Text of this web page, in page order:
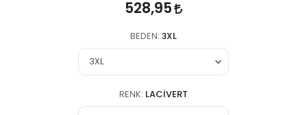
528,95
BEDEN: 3XL
RENK: LACIVERT